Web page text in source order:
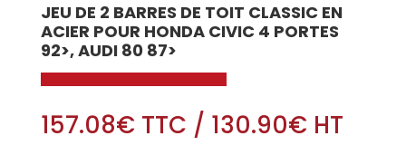
JEU DE 2 BARRES DE TOIT CLASSIC EN
ACIER POUR HONDA CIVIC 4 PORTES
92>, AUDI 80 87>
157.08€TTC / 130.90€HT